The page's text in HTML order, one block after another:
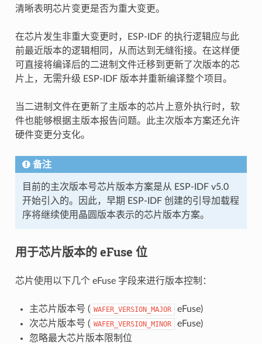
清晰表明芯片变更是否为重大变更。
在芯片发生非重大变更时，ESP-IDF 的执行逻辑应与此
前最近版本的逻辑相同，从而达到无缝衔接。在这样便
可直接将编译后的二进制文件迁移到更新了次版本的芯
片上，无需升级 ESP-IDF 版本并重新编译整个项目。
当二进制文件在更新了主版本的芯片上意外执行时，软
件也能够根据主版本报告问题。此主次版本方案还允许
硬件变更分支化。
备注
目前的主次版本号芯片版本方案是从 ESP-IDF v5.0
开始引入的。因此，早期 ESP-IDF 创建的引导加载程
序将继续使用晶圆版本表示的芯片版本方案。
用于芯片版本的 eFuse 位
芯片使用以下几个 eFuse 字段来进行版本控制：
主芯片版本号 ( WAFER_VERSION_MAJOR
eFuse)
次芯片版本号 ( WAFER_VERSION_MINOR
eFuse)
忽略最大芯片版本限制位